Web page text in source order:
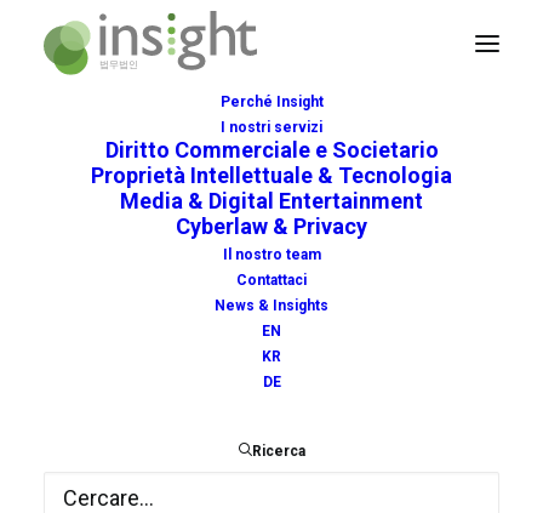
Perché Insight
I nostri servizi
Diritto Commerciale e Societario
Proprietà Intellettuale & Tecnologia
Media & Digital Entertainment
Cyberlaw & Privacy
Il nostro team
Contattaci
News & Insights
EN
KR
DE
Ricerca
tracing